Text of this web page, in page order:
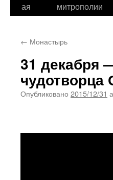
ая
митрополии
← Монастырь
31 декабря
чудотворца
Опубликовано 2015/12/31